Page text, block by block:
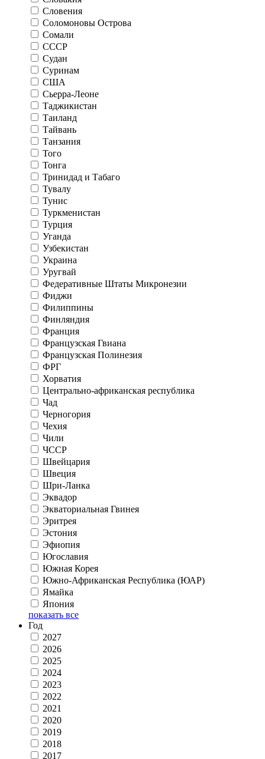
Словения
Соломоновы Острова
Сомали
СССР
Судан
Суринам
США
Сьерра-Леоне
Таджикистан
Таиланд
Тайвань
Танзания
Того
Тонга
Тринидад и Табаго
Тувалу
Тунис
Туркменистан
Турция
Уганда
Узбекистан
Украина
Уругвай
Федеративные Штаты Микронезии
Фиджи
Филиппины
Финляндия
Франция
Французская Гвиана
Французская Полинезия
ФРГ
Хорватия
Центрально-африканская республика
Чад
Черногория
Чехия
Чили
ЧССР
Швейцария
Швеция
Шри-Ланка
Эквадор
Экваториальная Гвинея
Эритрея
Эстония
Эфиопия
Югославия
Южная Корея
Южно-Африканская Республика (ЮАР)
Ямайка
Япония
показать все
Год
2027
2026
2025
2024
2023
2022
2021
2020
2019
2018
2017